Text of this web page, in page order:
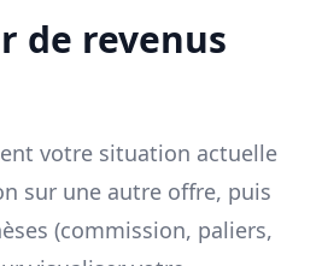
de revenus
votre situation actuelle
sur une autre offre, puis
(commission, paliers,